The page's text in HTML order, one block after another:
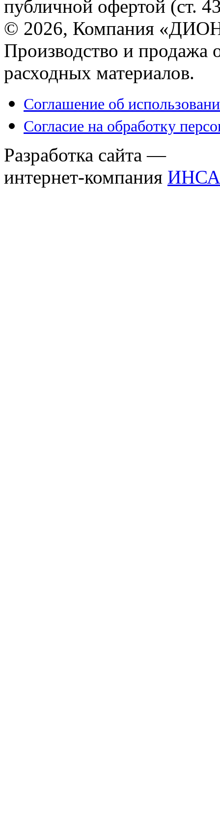
публичной офертой (ст.
© 2026, Компания
Производство и продажа
расходных материалов.
Соглашение об
Согласие на обработку
Разработка сайта —
интернет-компания